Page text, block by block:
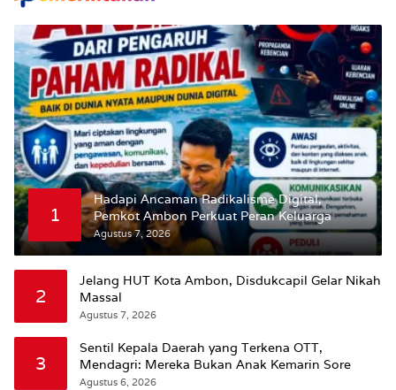
1
Hadapi Ancaman Radikalisme Digital,
Pemkot Ambon Perkuat Peran Keluarga
Agustus 7, 2026
2
Jelang HUT Kota Ambon, Disdukcapil Gelar Nikah
Massal
Agustus 7, 2026
3
Sentil Kepala Daerah yang Terkena OTT,
Mendagri: Mereka Bukan Anak Kemarin Sore
Agustus 6, 2026